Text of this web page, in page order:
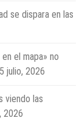
se dispara en las
el mapa» no
julio, 2026
viendo las
2026